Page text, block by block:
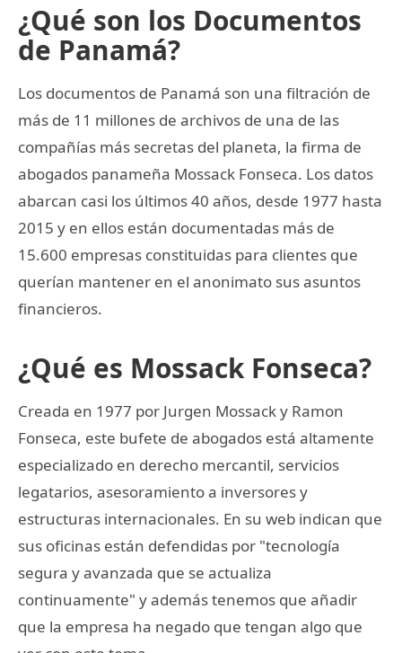
¿Qué son los Documentos
de Panamá?
Los documentos de Panamá son una filtración de
más de 11 millones de archivos de una de las
compañías más secretas del planeta, la firma de
abogados panameña Mossack Fonseca. Los datos
abarcan casi los últimos 40 años, desde 1977 hasta
2015 y en ellos están documentadas más de
15.600 empresas constituidas para clientes que
querían mantener en el anonimato sus asuntos
financieros.
¿Qué es Mossack Fonseca?
Creada en 1977 por Jurgen Mossack y Ramon
Fonseca, este bufete de abogados está altamente
especializado en derecho mercantil, servicios
legatarios, asesoramiento a inversores y
estructuras internacionales. En su web indican que
sus oficinas están defendidas por "tecnología
segura y avanzada que se actualiza
continuamente" y además tenemos que añadir
que la empresa ha negado que tengan algo que